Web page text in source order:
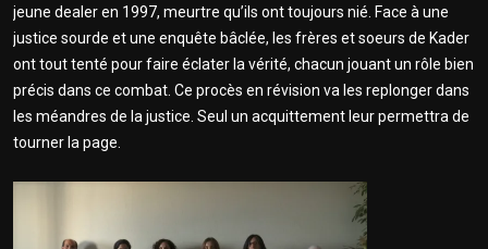
jeune dealer en 1997, meurtre qu’ils ont toujours nié. Face à une
justice sourde et une enquête bâclée, les frères et soeurs de Kader
ont tout tenté pour faire éclater la vérité, chacun jouant un rôle bien
précis dans ce combat. Ce procès en révision va les replonger dans
les méandres de la justice. Seul un acquittement leur permettra de
tourner la page.